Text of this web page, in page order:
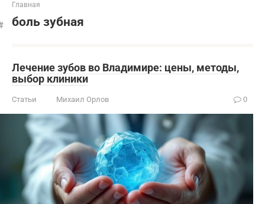
Главная
боль зубная
Лечение зубов во Владимире: цены, методы,
выбор клиники
Статьи Михаил Орлов 0